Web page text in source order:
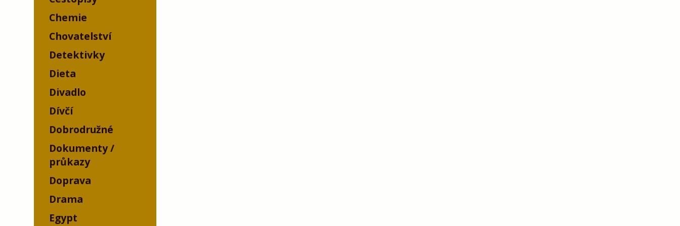
Chemie
Chovatelství
Detektivky
Dieta
Divadlo
Dívčí
Dobrodružné
Dokumenty /
průkazy
Doprava
Drama
Egypt